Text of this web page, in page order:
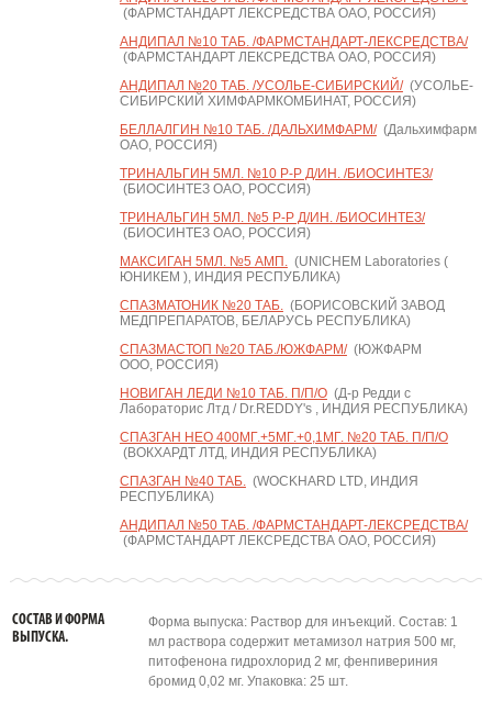
(ФАРМСТАНДАРТ ЛЕКСРЕДСТВА ОАО, РОССИЯ)
АНДИПАЛ №10 ТАБ. /ФАРМСТАНДАРТ-ЛЕКСРЕДСТВА/
(ФАРМСТАНДАРТ ЛЕКСРЕДСТВА ОАО, РОССИЯ)
АНДИПАЛ №20 ТАБ. /УСОЛЬЕ-СИБИРСКИЙ/(УСОЛЬЕ-
СИБИРСКИЙ ХИМФАРМКОМБИНАТ, РОССИЯ)
БЕЛЛАЛГИН №10 ТАБ. /ДАЛЬХИМФАРМ/(Дальхимфарм
ОАО, РОССИЯ)
ТРИНАЛЬГИН 5МЛ. №10 Р-Р Д/ИН. /БИОСИНТЕЗ/
(БИОСИНТЕЗ ОАО, РОССИЯ)
ТРИНАЛЬГИН 5МЛ. №5 Р-Р Д/ИН. /БИОСИНТЕЗ/
(БИОСИНТЕЗ ОАО, РОССИЯ)
МАКСИГАН 5МЛ. №5 АМП.(UNICHEM Laboratories (
ЮНИКЕМ ), ИНДИЯ РЕСПУБЛИКА)
СПАЗМАТОНИК №20 ТАБ.(БОРИСОВСКИЙ ЗАВОД
МЕДПРЕПАРАТОВ, БЕЛАРУСЬ РЕСПУБЛИКА)
СПАЗМАСТОП №20 ТАБ./ЮЖФАРМ/(ЮЖФАРМ
ООО, РОССИЯ)
НОВИГАН ЛЕДИ №10 ТАБ. П/П/О(Д-р Редди с
Лабораторис Лтд / Dr.REDDY's , ИНДИЯ РЕСПУБЛИКА)
СПАЗГАН НЕО 400МГ.+5МГ.+0,1МГ. №20 ТАБ. П/П/О
(ВОКХАРДТ ЛТД, ИНДИЯ РЕСПУБЛИКА)
СПАЗГАН №40 ТАБ.(WOCKHARD LTD, ИНДИЯ
РЕСПУБЛИКА)
АНДИПАЛ №50 ТАБ. /ФАРМСТАНДАРТ-ЛЕКСРЕДСТВА/
(ФАРМСТАНДАРТ ЛЕКСРЕДСТВА ОАО, РОССИЯ)
СОСТАВ И ФОРМА
ВЫПУСКА.
Форма выпуска: Раствор для инъекций. Состав: 1
мл раствора содержит метамизол натрия 500 мг,
питофенона гидрохлорид 2 мг, фенпивериния
бромид 0,02 мг. Упаковка: 25 шт.